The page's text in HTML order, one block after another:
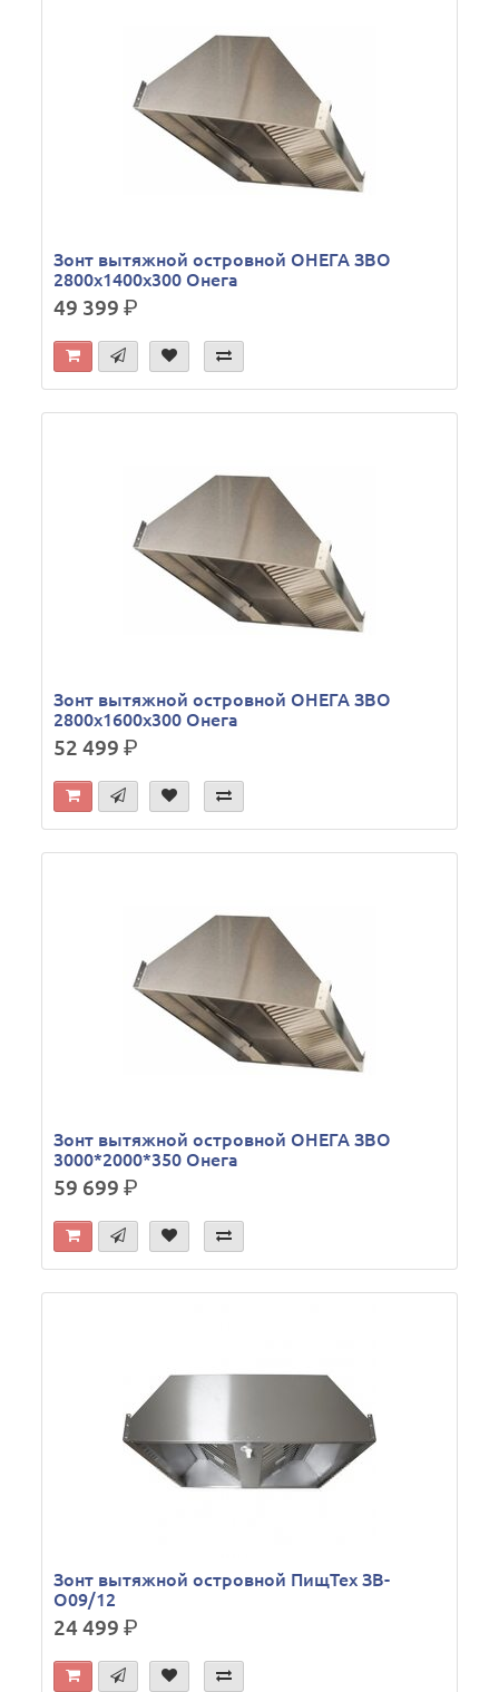
Зонт вытяжной островной ОНЕГА ЗВО
2800х1400х300 Онега
49 399р.
Зонт вытяжной островной ОНЕГА ЗВО
2800х1600х300 Онега
52 499р.
Зонт вытяжной островной ОНЕГА ЗВО
3000*2000*350 Онега
59 699р.
Зонт вытяжной островной ПищТех ЗВ-
О09/12
24 499р.